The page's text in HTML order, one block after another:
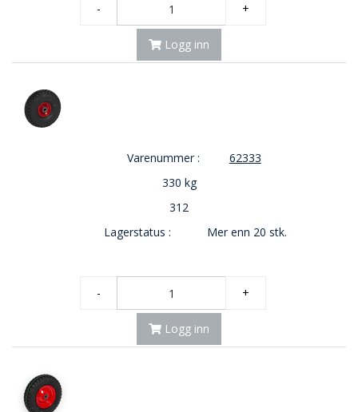
- +
Logg inn
Varenummer :
62333
330 kg
312
Lagerstatus :
Mer enn 20 stk.
- +
Logg inn